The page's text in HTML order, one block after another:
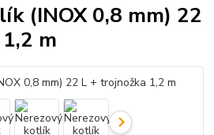
(INOX 0,8 mm) 22
m